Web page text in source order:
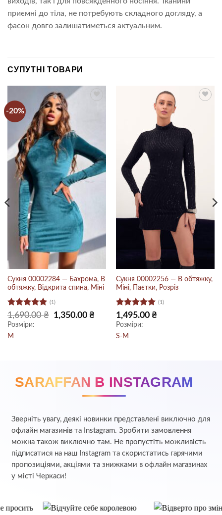
приємні до тіла, не потребують складного догляду, а
фасон довго залишатиметься актуальним.
СУПУТНІ ТОВАРИ
-20%
Сукня 00002284 — Бахрома, В
обтяжку, Відкрита спина, Міні
Оцінено в
5з 5
(1)
1,690.00₴
Оригінальна
ціна:
1,350.00₴ Поточна
1,350.00 ₴.
Розміри:
M
Сукня 00002256 — В обтяжку,
Міні, Паєтки, Розріз
Оцінено в
5з 5
(1)
1,495.00 ₴
Розміри:
S-M
SARAFFAN В INSTAGRAM
Зверніть увагу, деякі новинки представлені виключно для
офлайн магазинів та Instagram. Зробити замовлення
можна також виключно там. Не пропустіть можливість
підписатися на наш Instagram та скористатись гарячими
пропозиціями, акціями та знижками в офлайн магазинах
у місті Черкаси!